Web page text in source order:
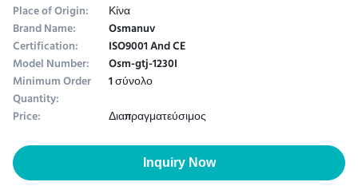
Place of Origin:
Κίνα
Brand Name: Osmanuv
Certification: ISO9001 And CE
Model Number: Osm-gtj-1230I
Minimum Order
Quantity:
1 σύνολο
Price:
Διαπραγματεύσιμος
Inquiry Now